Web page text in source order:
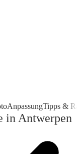
AnpassungTipps &
in Antwerpen